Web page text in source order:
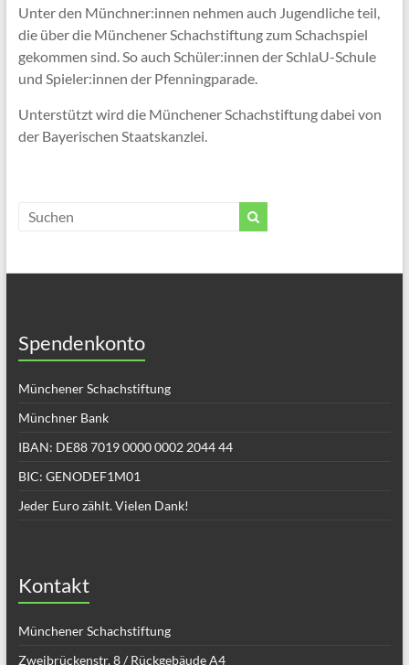
Unter den Münchner:innen nehmen auch Jugendliche teil,
die über die Münchener Schachstiftung zum Schachspiel
gekommen sind. So auch Schüler:innen der SchlaU-Schule
und Spieler:innen der Pfenningparade.
Unterstützt wird die Münchener Schachstiftung dabei von
der Bayerischen Staatskanzlei.
Spendenkonto
Münchener Schachstiftung
Münchner Bank
IBAN: DE88 7019 0000 0002 2044 44
BIC: GENODEF1M01
Jeder Euro zählt. Vielen Dank!
Kontakt
Münchener Schachstiftung
Zweibrückenstr. 8 / Rückgebäude A4